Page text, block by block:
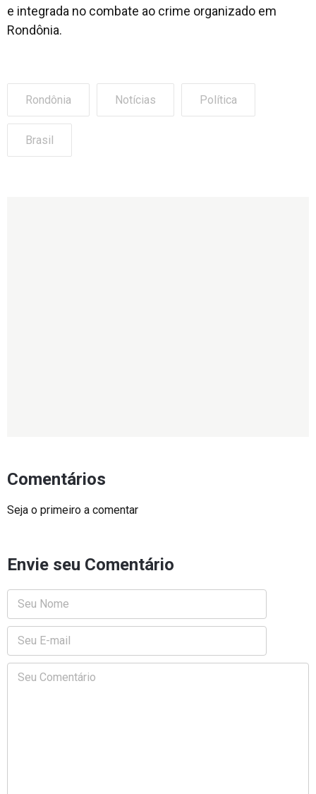
e integrada no combate ao crime organizado em
Rondônia.
Rondônia Notícias Política
Brasil
Comentários
Seja o primeiro a comentar
Envie seu Comentário